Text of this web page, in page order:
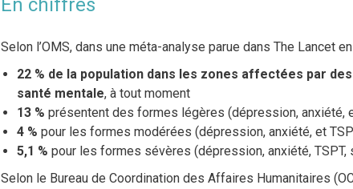
En chiffres
Selon l’OMS, dans une méta-analyse parue dans The Lancet
22 % de la population dans les zones affectées par
santé mentale, à tout moment
13 % présentent des formes légères (dépression, anxiété,
4 % pour les formes modérées (dépression, anxiété, et
5,1 % pour les formes sévères (dépression, anxiété,
Selon le Bureau de Coordination des Affaires Humanitaires